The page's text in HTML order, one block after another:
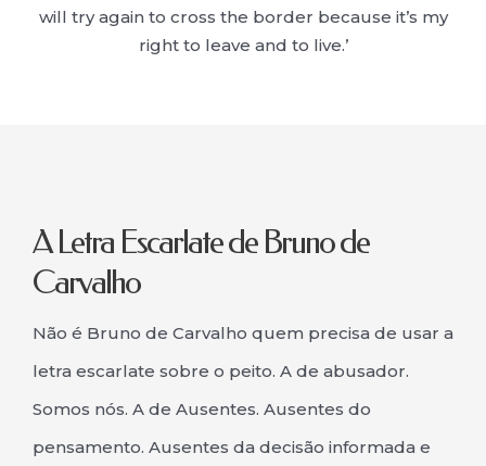
will try again to cross the border because it’s my
right to leave and to live.’
A Letra Escarlate de Bruno de
Carvalho
Não é Bruno de Carvalho quem precisa de usar a
letra escarlate sobre o peito. A de abusador.
Somos nós. A de Ausentes. Ausentes do
pensamento. Ausentes da decisão informada e